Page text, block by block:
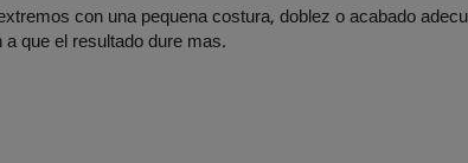
con una pequena costura, doblez o acabado
que el resultado dure mas.